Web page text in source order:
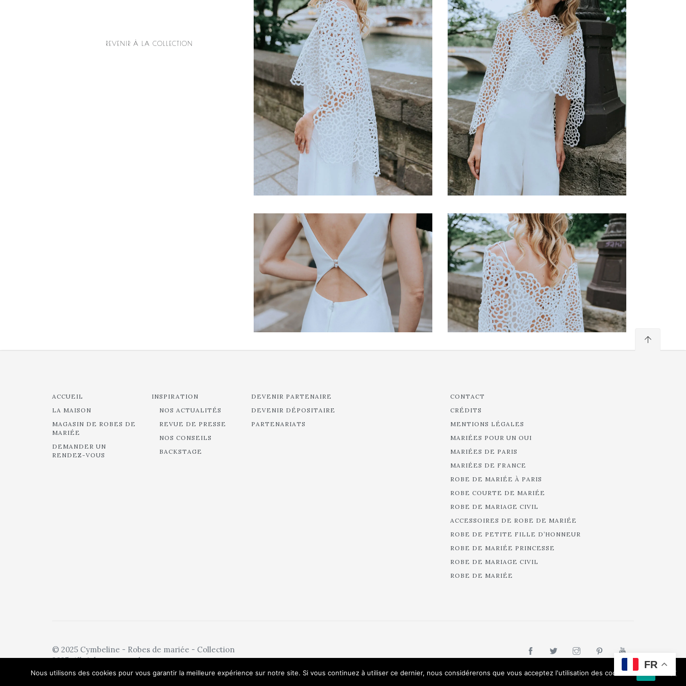
REVENIR À LA COLLECTION
ACCUEIL
LA MAISON
MAGASIN DE ROBES DE
MARIÉE
DEMANDER UN
RENDEZ-VOUS
INSPIRATION
NOS ACTUALITÉS
REVUE DE PRESSE
NOS CONSEILS
BACKSTAGE
DEVENIR PARTENAIRE
DEVENIR DÉPOSITAIRE
PARTENARIATS
CONTACT
CRÉDITS
MENTIONS LÉGALES
MARIÉES POUR UN OUI
MARIÉES DE PARIS
MARIÉES DE FRANCE
ROBE DE MARIÉE À PARIS
ROBE COURTE DE MARIÉE
ROBE DE MARIAGE CIVIL
ACCESSOIRES DE ROBE DE MARIÉE
ROBE DE PETITE FILLE D’HONNEUR
ROBE DE MARIÉE PRINCESSE
ROBE DE MARIAGE CIVIL
ROBE DE MARIÉE
© 2025 Cymbeline - Robes de mariée - Collection
2025. All rights reserved.
FR
Nous utilisons des cookies pour vous garantir la meilleure expérience sur notre site. Si vous continuez à utiliser ce dernier, nous considérerons que vous acceptez l'utilisation des cookies.